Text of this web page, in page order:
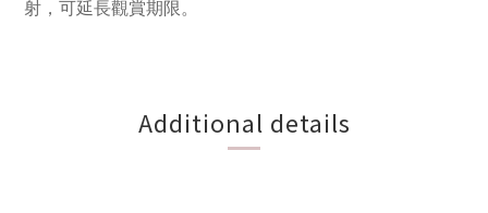
射，可延長觀賞期限。
Additional details